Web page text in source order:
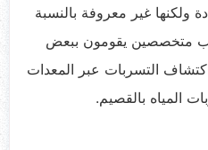
غير معروفة بالنسبة
متخصصين يقومون ببعض
التسربات عبر المعدات
المياه بالقصيم.